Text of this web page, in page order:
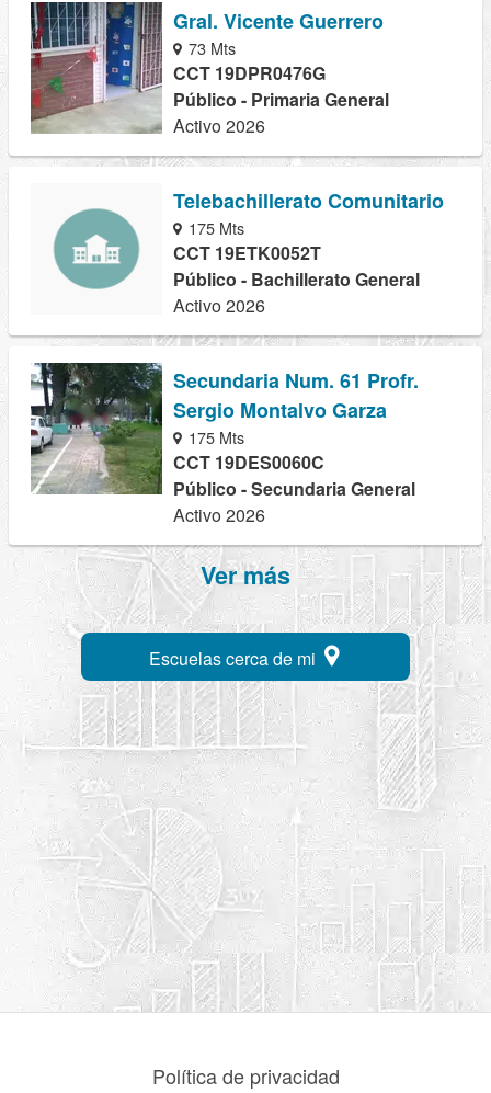
Gral. Vicente Guerrero
73 Mts
CCT 19DPR0476G
Público - Primaria General
Activo 2026
Telebachillerato Comunitario
175 Mts
CCT 19ETK0052T
Público - Bachillerato General
Activo 2026
Secundaria Num. 61 Profr.
Sergio Montalvo Garza
175 Mts
CCT 19DES0060C
Público - Secundaria General
Activo 2026
Ver más
Escuelas cerca de mi
Política de privacidad